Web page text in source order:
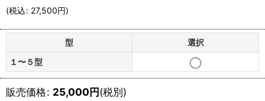
(税込: 27,500円)
型
選択
１〜５型
販売価格: 25,000円(税別)